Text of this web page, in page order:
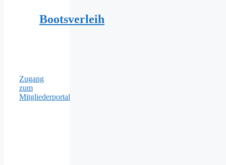
Bootsverleih
Zugang
zum
Mitgliederportal